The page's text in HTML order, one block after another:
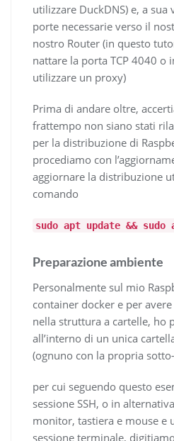
utilizzare DuckDNS) e, a
porte necessarie verso il
nostro Router (in questo
nattare la porta TCP 4040 o
utilizzare un proxy)
Prima di andare oltre,
frattempo non siano stati
per la distribuzione di
procediamo con
aggiornare la distribuzione
comando
sudo apt update &&
Preparazione ambiente
Personalmente sul mio
container docker e per
nella struttura a cartelle, ho
all’interno di un unica
(ognuno con la propria
per cui seguendo questo
sessione SSH, o in
monitor, tastiera e mouse e
sessione terminale,